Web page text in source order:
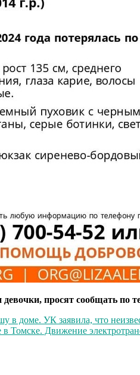
просят сообщать по
доме. УК заявила, что
Томске. Движение